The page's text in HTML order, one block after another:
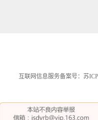
互联网信息服务备案号：苏